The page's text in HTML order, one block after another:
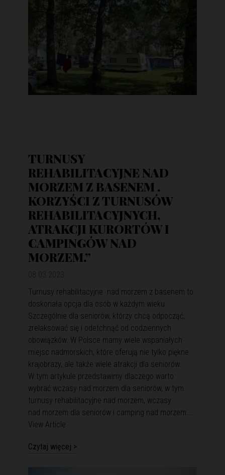
TURNUSY
REHABILITACYJNE NAD
MORZEM Z BASENEM .
KORZYŚCI Z TURNUSÓW
REHABILITACYJNYCH,
ATRAKCJI KURORTÓW I
CAMPINGÓW NAD
MORZEM.”
Turnusy rehabilitacyjne nad morzem z basenem to
doskonała opcja dla osób w każdym wieku.
Szczególnie dla seniorów, którzy chcą odpocząć,
zrelaksować się i odetchnąć od codziennych
obowiązków. W Polsce mamy wiele wspaniałych
miejsc nadmorskich, które oferują nie tylko piękne
krajobrazy, ale także wiele atrakcji dla seniorów.
W tym artykule przedstawimy dlaczego warto
wybrać wczasy nad morzem dla seniorów, w tym
turnusy rehabilitacyjne nad morzem, wczasy
nad morzem dla seniorów i camping nad morzem….
View Article
Czytaj więcej >